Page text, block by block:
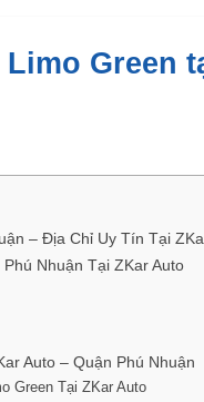
Green
– Địa Chỉ Uy Tín Tại
Nhuận Tại ZKar Auto
Auto – Quận Phú Nhuận
Green Tại ZKar Auto